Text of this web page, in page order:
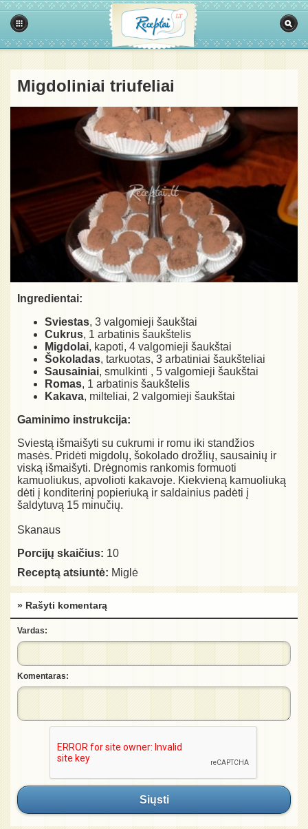
Migdoliniai triufeliai
Ingredientai:
Sviestas, 3 valgomieji šaukštai
Cukrus, 1 arbatinis šaukštelis
Migdolai, kapoti, 4 valgomieji šaukštai
Šokoladas, tarkuotas, 3 arbatiniai šaukšteliai
Sausainiai, smulkinti , 5 valgomieji šaukštai
Romas, 1 arbatinis šaukštelis
Kakava, milteliai, 2 valgomieji šaukštai
Gaminimo instrukcija:
Sviestą išmaišyti su cukrumi ir romu iki standžios
masės. Pridėti migdolų, šokolado drožlių, sausainių ir
viską išmaišyti. Drėgnomis rankomis formuoti
kamuoliukus, apvolioti kakavoje. Kiekvieną kamuoliuką
dėti į konditerinį popieriuką ir saldainius padėti į
šaldytuvą 15 minučių.
Skanaus
Porcijų skaičius: 10
Receptą atsiuntė: Miglė
» Rašyti komentarą
Vardas:
Komentaras:
Siųsti